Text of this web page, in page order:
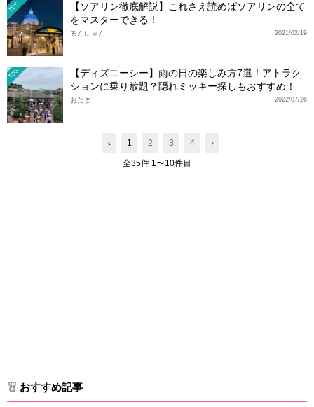
TDS
【ソアリン徹底解説】これさえ読めばソアリンの全て
をマスターできる！
2021/02/19
るんにゃん
TDS
【ディズニーシー】雨の日の楽しみ方7選！アトラク
ションに乗り放題？隠れミッキー探しもおすすめ！
2022/07/26
おたま
‹ 1 2 3 4 ›
全35件 1〜10件目
おすすめ記事